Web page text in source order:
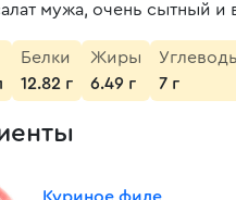
мужа, очень сытный и
Белки
12.82 г
Жиры
6.49 г
7 г